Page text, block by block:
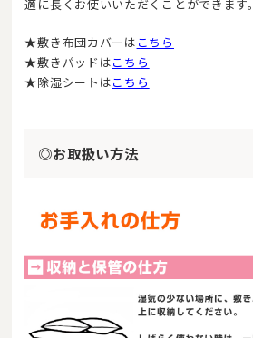
適に長くお使いいただくことができます。
★敷き布団カバーは こちら
★敷きパッドはこちら
★除湿シートはこちら
◎お取扱い方法